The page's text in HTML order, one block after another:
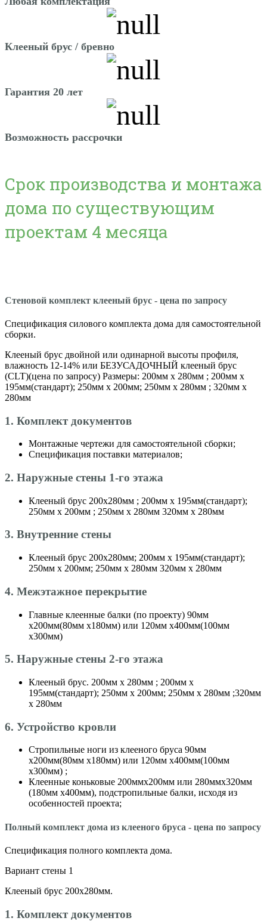
Клееный брус / бревно
Гарантия 20 лет
Возможность рассрочки
Срок производства и монтажа
дома по существующим
проектам 4 месяца
Стеновой комплект клееный брус - цена по запросу
Спецификация силового комплекта дома для самостоятельной
сборки.
Клееный брус двойной или одинарной высоты профиля,
влажность 12-14% или БЕЗУСАДОЧНЫЙ клееный брус
(CLT)(цена по запросу) Размеры: 200мм х 280мм ; 200мм х
195мм(стандарт); 250мм х 200мм; 250мм х 280мм ; 320мм х
280мм
1. Комплект документов
Монтажные чертежи для самостоятельной сборки;
Спецификация поставки материалов;
2. Наружные стены 1-го этажа
Клееный брус 200х280мм ; 200мм х 195мм(стандарт);
250мм х 200мм ; 250мм х 280мм 320мм х 280мм
3. Внутренние стены
Клееный брус 200х280мм; 200мм х 195мм(стандарт);
250мм х 200мм; 250мм х 280мм 320мм х 280мм
4. Межэтажное перекрытие
Главные клеенные балки (по проекту) 90мм
х200мм(80мм х180мм) или 120мм х400мм(100мм
х300мм)
5. Наружные стены 2-го этажа
Клееный брус. 200мм х 280мм ; 200мм х
195мм(стандарт); 250мм х 200мм; 250мм х 280мм ;320мм
х 280мм
6. Устройство кровли
Стропильные ноги из клееного бруса 90мм
х200мм(80мм х180мм) или 120мм х400мм(100мм
х300мм) ;
Клеенные коньковые 200ммх200мм или 280ммх320мм
(180мм х400мм), подстропильные балки, исходя из
особенностей проекта;
Полный комплект дома из клееного бруса - цена по запросу
Спецификация полного комплекта дома.
Вариант стены 1
Клееный брус 200х280мм.
1. Комплект документов